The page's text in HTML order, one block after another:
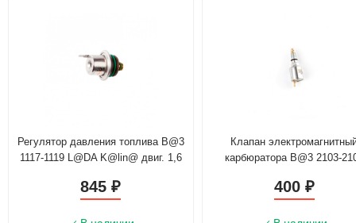
Регулятор давления топлива B@3
1117-1119 L@DA K@lin@ двиг. 1,6
845₽
Клапан
карбюратора B@3 2103-
400 ₽